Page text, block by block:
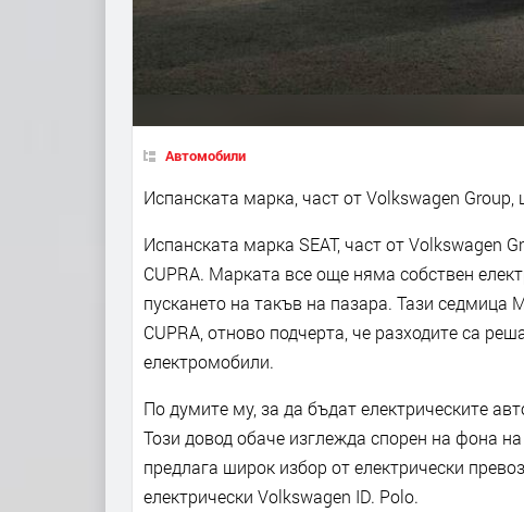
Автомобили
Испанската марка, част от Volkswagen
Испанската марка SEAT, част от Volkswagen
CUPRA. Марката все още няма собствен
пускането на такъв на пазара. Тази седмица
CUPRA, отново подчерта, че разходите са
електромобили.
По думите му, за да бъдат електрическите
Този довод обаче изглежда спорен на фона
предлага широк избор от електрически
електрически Volkswagen ID. Polo.